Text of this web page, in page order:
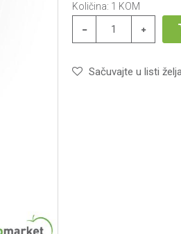
Količina: 1 KOM
Sačuvajte u listi